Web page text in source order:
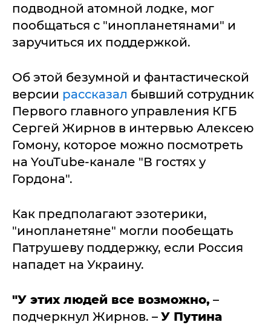
подводной атомной лодке, мог
пообщаться с "инопланетянами" и
заручиться их поддержкой.
Об этой безумной и фантастической
версии рассказал бывший сотрудник
Первого главного управления КГБ
Сергей Жирнов в интервью Алексею
Гомону, которое можно посмотреть
на YouTube-канале "В гостях у
Гордона".
Как предполагают эзотерики,
"инопланетяне" могли пообещать
Патрушеву поддержку, если Россия
нападет на Украину.
"У этих людей все возможно, –
подчеркнул Жирнов. – У Путина